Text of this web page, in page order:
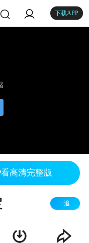
下载APP
高清完整版
+追